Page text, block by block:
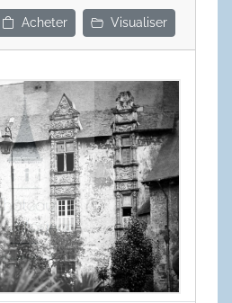
Acheter Visualiser